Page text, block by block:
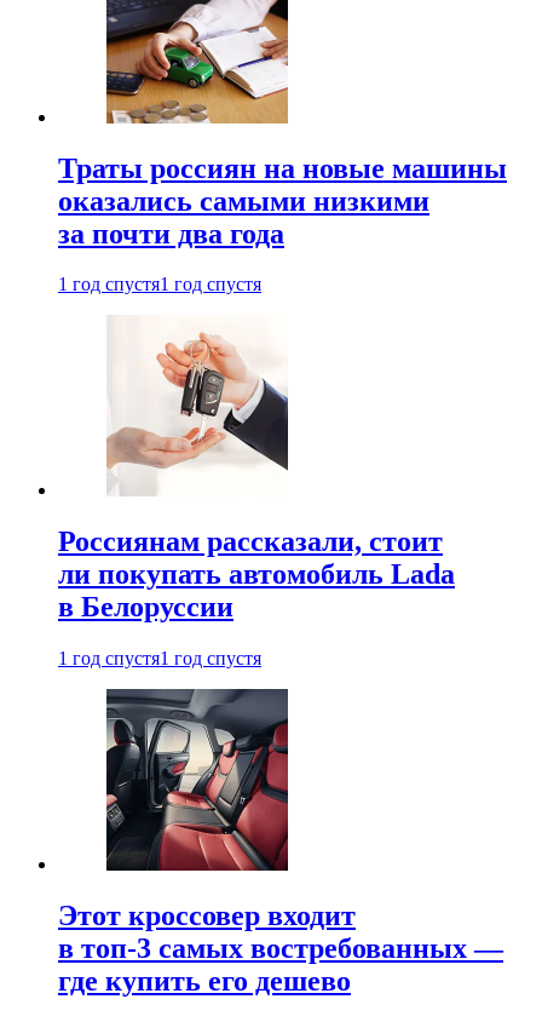
Траты россиян на новые машины
оказались самыми низкими
за почти два года
1 год спустя1 год спустя
Россиянам рассказали, стоит
ли покупать автомобиль Lada
в Белоруссии
1 год спустя1 год спустя
Этот кроссовер входит
в топ-3 самых востребованных —
где купить его дешево